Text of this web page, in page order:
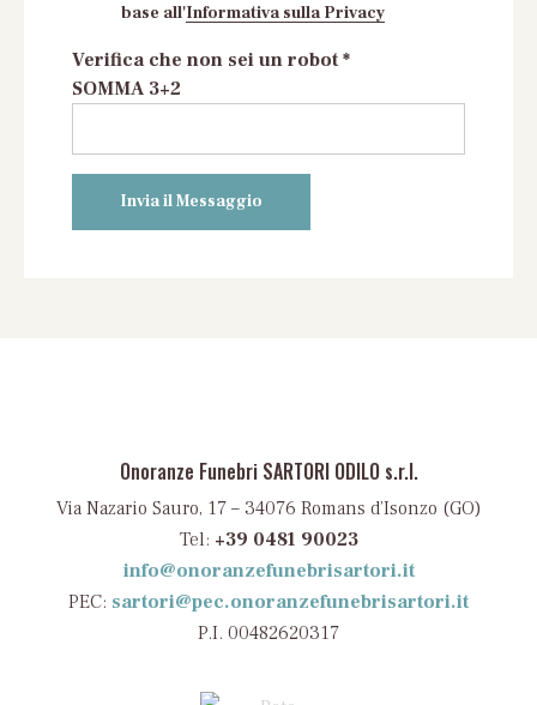
base all'Informativa sulla Privacy
Verifica che non sei un robot *
SOMMA 3+2
Onoranze Funebri SARTORI ODILO s.r.l.
Via Nazario Sauro, 17 – 34076 Romans d’Isonzo (GO)
Tel: +39 0481 90023
info@onoranzefunebrisartori.it
PEC: sartori@pec.onoranzefunebrisartori.it
P.I. 00482620317